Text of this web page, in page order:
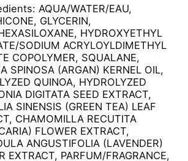
AQUA/WATER/EAU,
GLYCERIN,
HYDROXYETHYL
SODIUM ACRYLOYLDIMETHYL
COPOLYMER, SQUALANE,
SPINOSA (ARGAN) KERNEL OIL,
QUINOA, HYDROLYZED
DIGITATA SEED EXTRACT,
SINENSIS (GREEN TEA) LEAF
CHAMOMILLA RECUTITA
FLOWER EXTRACT,
ANGUSTIFOLIA (LAVENDER)
EXTRACT, PARFUM/FRAGRANCE,